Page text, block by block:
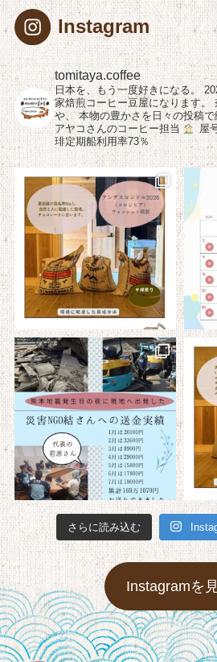
Instagram
tomitaya.coffee
日本を、もう一度好きになる。
家焙煎コーヒー豆屋になります。
や、本物の豊かさを日々の投稿で
アヤコさんのコーヒー担当
屋
琲定期船利用率73％
さらに読み込む
Instagramを